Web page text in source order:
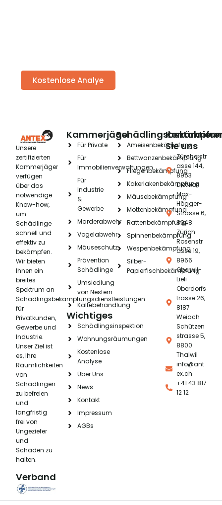
Kostenlose Analye
Unsere
zertifizierten
Kammerjäger
verfügen
über das
notwendige
Know-how,
um
Schädlinge
schnell und
effektiv zu
bekämpfen.
Wir bieten
Ihnen ein
breites
Spektrum an
Schädlingsbekämpfungsdienstleistungen
für
Privatkunden,
Gewerbe und
Industrie.
Unser Ziel ist
es, Ihre
Räumlichkeiten
von
Schädlingen
zu befreien
und
langfristig
frei von
Ungeziefer
und
Schäden zu
halten.
Verband
Kammerjäger
Für Private
Für
Immobilienverwaltungen
Für
Industrie
&
Gewerbe
Marderabwehr
Vogelabwehr
Mäuseschutz
Prävention
Schädlinge
Umsiedlung
von Nestern
Kältebehandlung
Wichtiges
Schädlingsinspektion
Wohnungsräumungen
Kostenlose
Analyse
Über Uns
News
Kontakt
Impressum
AGBs
Ameisenbekämpfung
Bettwanzenbekämpfung
Fliegenbekämpfung
Kakerlakenbekämpfung
Mäusebekämpfung
Mottenbekämpfung
Rattenbekämpfung
Spinnenbekämpfung
Wespenbekämpfung
Silber-
Papierfischbekämpfung
Sie uns
Zürcherstr
asse 144,
8953
Dietikon
Max-
Högger-
Strasse 6,
8048
Zürich
Rosenstr
asse 19,
8966
Oberwil-
Lieli
Oberdorfs
trasse 26,
8187
Weiach
Schützen
strasse 5,
8800
Thalwil
info@ant
ex.ch
+41 43 817
12 12